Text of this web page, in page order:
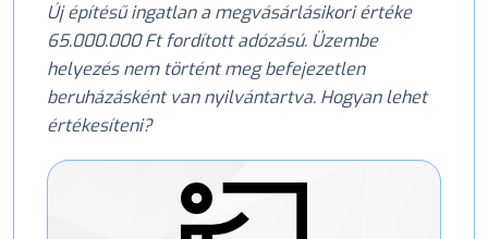
Új építésű ingatlan a megvásárlásikori értéke
65.000.000 Ft fordított adózású. Üzembe
helyezés nem történt meg befejezetlen
beruházásként van nyilvántartva. Hogyan lehet
értékesíteni?